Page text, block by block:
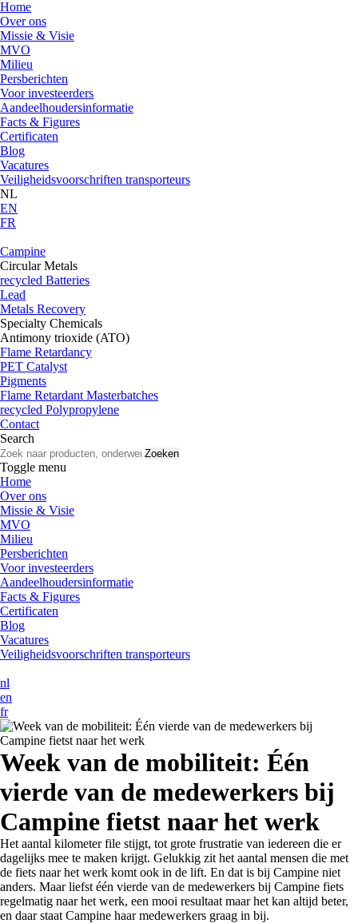
Home
Over ons
Missie & Visie
MVO
Milieu
Persberichten
Voor investeerders
Aandeelhoudersinformatie
Facts & Figures
Certificaten
Blog
Vacatures
Veiligheidsvoorschriften transporteurs
NL
EN
FR
Campine
Circular Metals
recycled Batteries
Lead
Metals Recovery
Specialty Chemicals
Antimony trioxide (ATO)
Flame Retardancy
PET Catalyst
Pigments
Flame Retardant Masterbatches
recycled Polypropylene
Contact
Search
Zoeken
Toggle menu
Home
Over ons
Missie & Visie
MVO
Milieu
Persberichten
Voor investeerders
Aandeelhoudersinformatie
Facts & Figures
Certificaten
Blog
Vacatures
Veiligheidsvoorschriften transporteurs
nl
en
fr
Week van de mobiliteit: Één
vierde van de medewerkers bij
Campine fietst naar het werk
Het aantal kilometer file stijgt, tot grote frustratie van iedereen die er
dagelijks mee te maken krijgt. Gelukkig zit het aantal mensen die met
de fiets naar het werk komt ook in de lift. En dat is bij Campine niet
anders. Maar liefst één vierde van de medewerkers bij Campine fiets
regelmatig naar het werk, een mooi resultaat maar het kan altijd beter,
en daar staat Campine haar medewerkers graag in bij.